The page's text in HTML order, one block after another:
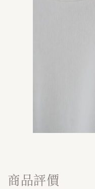
商品評價